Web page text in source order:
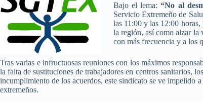
Bajo el lema:“No al
Servicio Extremeño de
las 11:00 y las 12:00
la región, así como alzar la
con más frecuencia y a los
Tras varias e infructuosas reuniones con los máximos
la falta de sustituciones de trabajadores en centros sanitarios,
incumplimiento de los acuerdos, este sindicato se ve impelido
extremeños.